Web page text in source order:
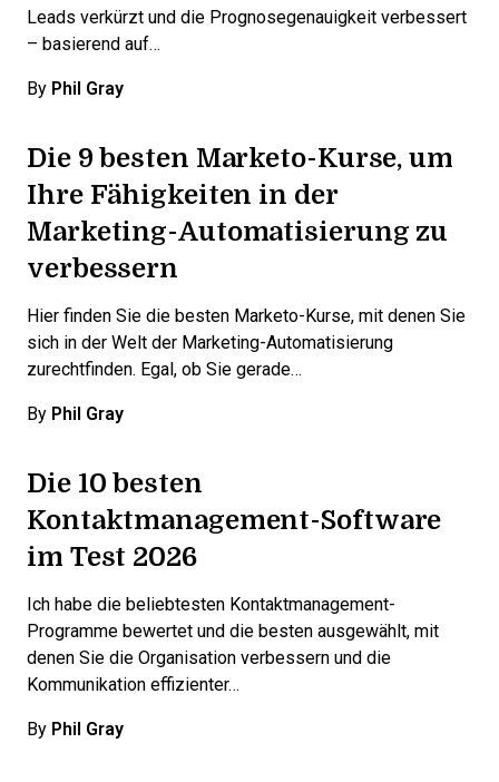
Leads verkürzt und die Prognosegenauigkeit verbessert
– basierend auf…
By Phil Gray
Die 9 besten Marketo-Kurse, um
Ihre Fähigkeiten in der
Marketing-Automatisierung zu
verbessern
Hier finden Sie die besten Marketo-Kurse, mit denen Sie
sich in der Welt der Marketing-Automatisierung
zurechtfinden. Egal, ob Sie gerade…
By Phil Gray
Die 10 besten
Kontaktmanagement-Software
im Test 2026
Ich habe die beliebtesten Kontaktmanagement-
Programme bewertet und die besten ausgewählt, mit
denen Sie die Organisation verbessern und die
Kommunikation effizienter…
By Phil Gray